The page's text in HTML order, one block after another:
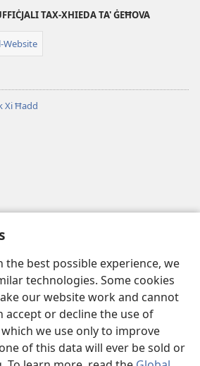
the best possible experience, we
technologies. Some cookies
our website work and cannot
accept or decline the use of
we use only to improve
of this data will ever be sold or
TAX-XHIEDA TA' ĠEĦOVA
Website
Xi Ħadd
tat-Torri tal-Għassa